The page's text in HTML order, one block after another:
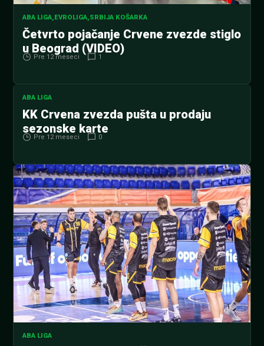
ABA LIGA, EVROLIGA,SRBIJA KOŠARKA
Četvrto pojačanje Crvene zvezde stiglo
u Beograd (VIDEO)
Pre 12 meseci 1
ABA LIGA
KK Crvena zvezda pušta u prodaju
sezonske karte
Pre 12 meseci 0
ABA LIGA